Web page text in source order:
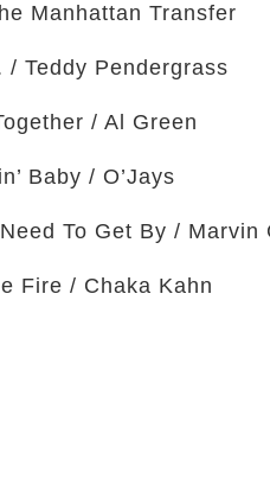
Manhattan Transfer
/ Teddy Pendergrass
/ Al Green
Baby / O’Jays
To Get By / Marvin
Fire / Chaka Kahn